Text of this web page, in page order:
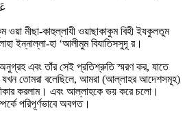
ওয়া মীছা-কাহুল্লাযী ওয়াছাকাকুম বিহী ইযকুলতুম
ইন্নাল্লা-হা ‘আলীমুম বিযাতিসসুদূ র।
এবং তাঁর সেই প্রতিশ্রুতি স্মরণ কর, যাতে
যখন তোমরা বলেছিলে, আমরা (আল্লাহর আদেশসমূহ)
করলাম। এবং আল্লাহকে ভয় করে চলো।
পরিপূর্ণভাবে অবগত।